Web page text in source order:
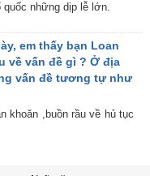
những dịp lễ lớn.
em thấy bạn Loan
về vấn đề gì ? Ở địa
vấn đề tương tự như
khoăn ,buồn rầu về hủ tục